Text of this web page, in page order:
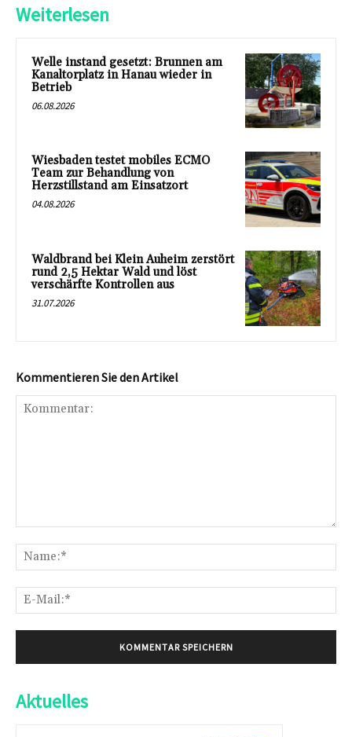
Weiterlesen
Welle instand gesetzt: Brunnen am
Kanaltorplatz in Hanau wieder in
Betrieb
06.08.2026
Wiesbaden testet mobiles ECMO
Team zur Behandlung von
Herzstillstand am Einsatzort
04.08.2026
Waldbrand bei Klein Auheim zerstört
rund 2,5 Hektar Wald und löst
verschärfte Kontrollen aus
31.07.2026
Kommentieren Sie den Artikel
Aktuelles